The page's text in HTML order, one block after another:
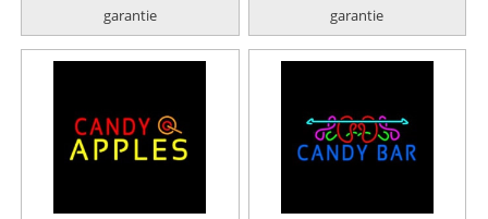
garantie
garantie